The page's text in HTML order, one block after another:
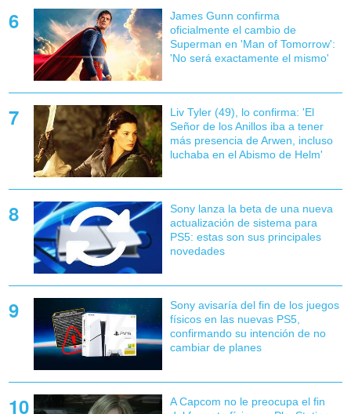
James Gunn confirma
oficialmente el cambio de
Superman en 'Man of Tomorrow':
'No será exactamente el mismo'
Liv Tyler (49), lo confirma: 'El
Señor de los Anillos iba a tener
más presencia de Arwen, incluso
luchaba en el Abismo de Helm'
Sony lanza la beta de una nueva
actualización de sistema para
PS5: estas son sus principales
novedades
Sony avisaría del fin de los juegos
físicos en las nuevas PS5,
confirmando su intención de no
cambiar de planes
A Capcom no le preocupa el fin